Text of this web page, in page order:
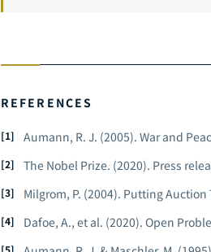
REFERENCES
Aumann, R. J. (2005). War and
The Nobel Prize. (2020). Press
Milgrom, P. (2004). Putting Auction
Dafoe, A., et al. (2020). Open